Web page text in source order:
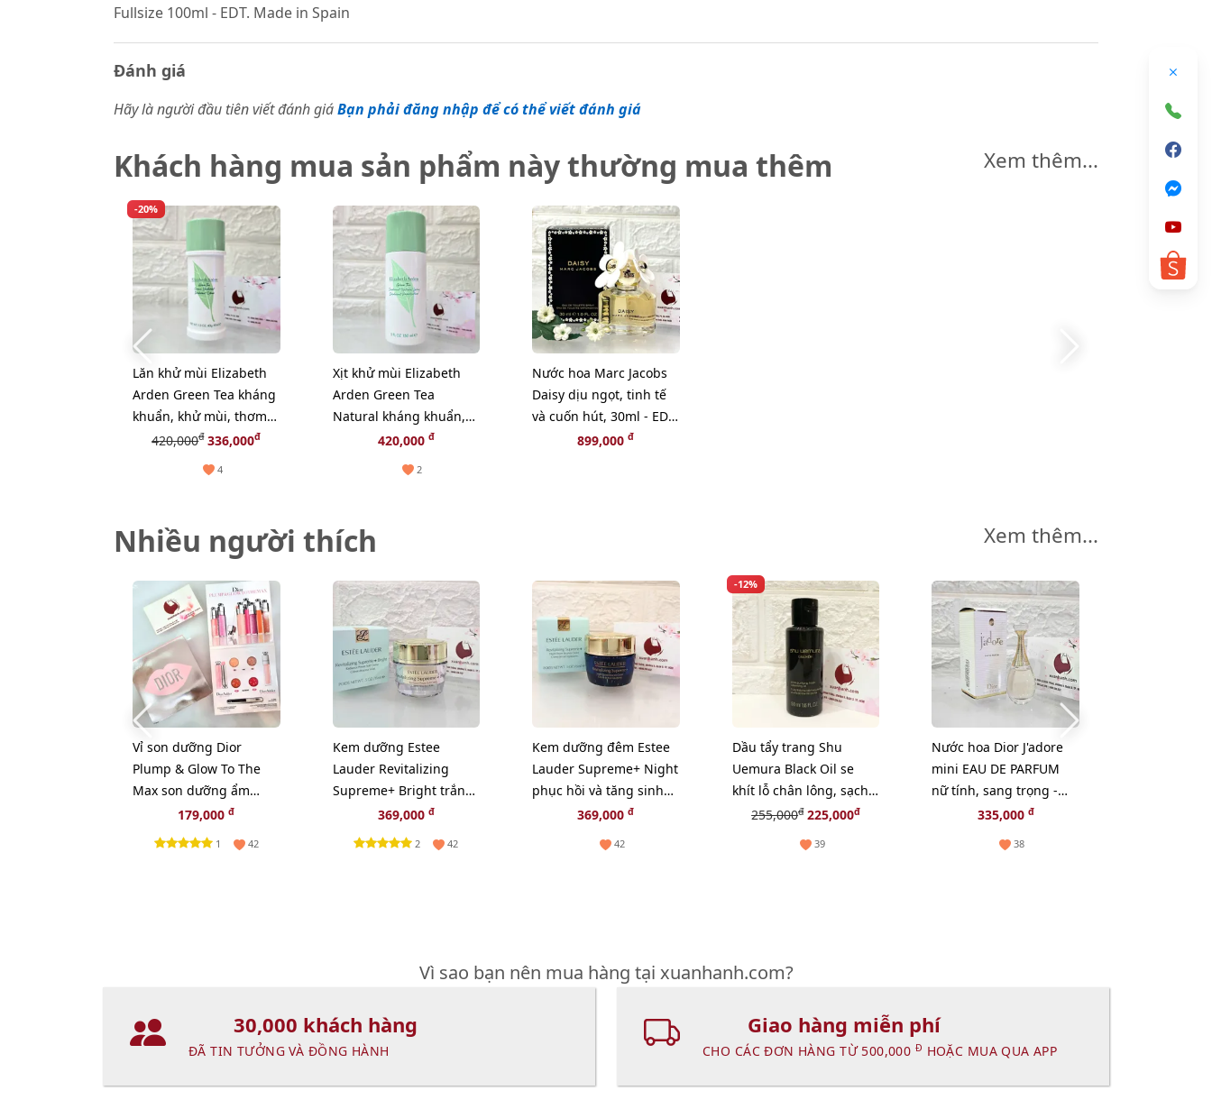
Fullsize 100ml - EDT. Made in Spain
Đánh giá
Hãy là người đầu tiên viết đánh giáBạn phải đăng nhập để có thể viết đánh giá
Khách hàng mua sản phẩm này thường mua thêm Xem thêm...
-20%
Lăn khử mùi Elizabeth
Arden Green Tea kháng
khuẩn, khử mùi, thơm
mát, 40ml
420,000đ336,000đ
4
Xịt khử mùi Elizabeth
Arden Green Tea
Natural kháng khuẩn,
thơm mát, 150ml
420,000 đ
2
Nước hoa Marc Jacobs
Daisy dịu ngọt, tinh tế
và cuốn hút, 30ml - EDT
899,000đ
Nhiều người thích Xem thêm...
Vỉ son dưỡng Dior
Plump & Glow To The
Max son dưỡng ẩm
tăng sắc cho môi 2in1
179,000đ
1 42
Kem dưỡng Estee
Lauder Revitalizing
Supreme+ Bright trắng
sáng da toàn diện, 15ml
369,000 đ
2 42
Kem dưỡng đêm Estee
Lauder Supreme+ Night
phục hồi và tăng sinh
Collagen, 15ml (New)
369,000đ
42
-12%
Dầu tẩy trang Shu
Uemura Black Oil se
khít lỗ chân lông, sạch
bã nhờn - 50ml
255,000đ 225,000đ
39
Nước hoa Dior J'adore
mini EAU DE PARFUM
nữ tính, sang trọng -
EDP, 5ml.335,000 đ
38
Vì sao bạn nên mua hàng tại xuanhanh.com?
30,000 khách hàng
ĐÃ TIN TƯỞNG VÀ ĐỒNG HÀNH
Giao hàng miễn phí
CHO CÁC ĐƠN HÀNG TỪ 500,000 Đ HOẶC MUA QUA APP